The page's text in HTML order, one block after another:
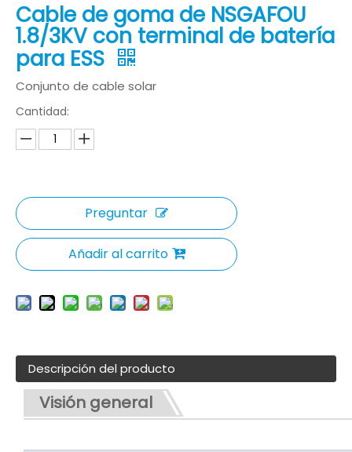
Cable de goma de NSGAFOU
1.8/3KV con terminal de batería
para ESS
Conjunto de cable solar
Cantidad:
Preguntar
Añadir al carrito
Descripción del producto
Visión general